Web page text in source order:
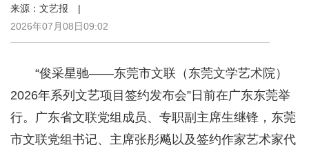
来源：文艺报 |
2026年07月08日09:02
“俊采星驰——东莞市文联（东莞文学艺术院）
2026年系列文艺项目签约发布会”日前在广东东莞举
行。广东省文联党组成员、专职副主席生继锋，东莞
市文联党组书记、主席张彤飚以及签约作家艺术家代